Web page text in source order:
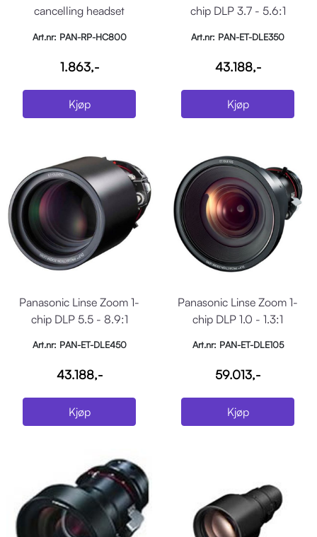
cancelling headset
Art.nr: PAN-RP-HC800
1.863,-
Kjøp
chip DLP 3.7 - 5.6:1
Art.nr: PAN-ET-DLE350
43.188,-
Kjøp
Panasonic Linse Zoom 1-
chip DLP 5.5 - 8.9:1
Art.nr: PAN-ET-DLE450
43.188,-
Kjøp
Panasonic Linse Zoom 1-
chip DLP 1.0 - 1.3:1
Art.nr: PAN-ET-DLE105
59.013,-
Kjøp